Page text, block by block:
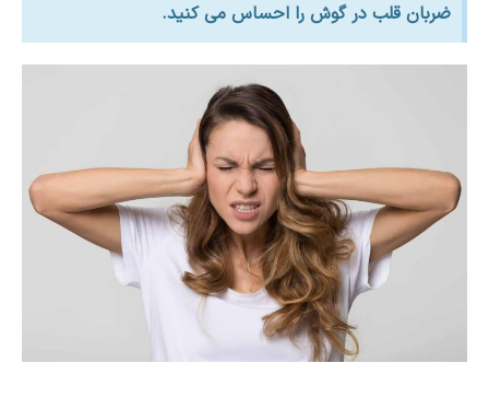
ضربان قلب در گوش را احساس می کنید.